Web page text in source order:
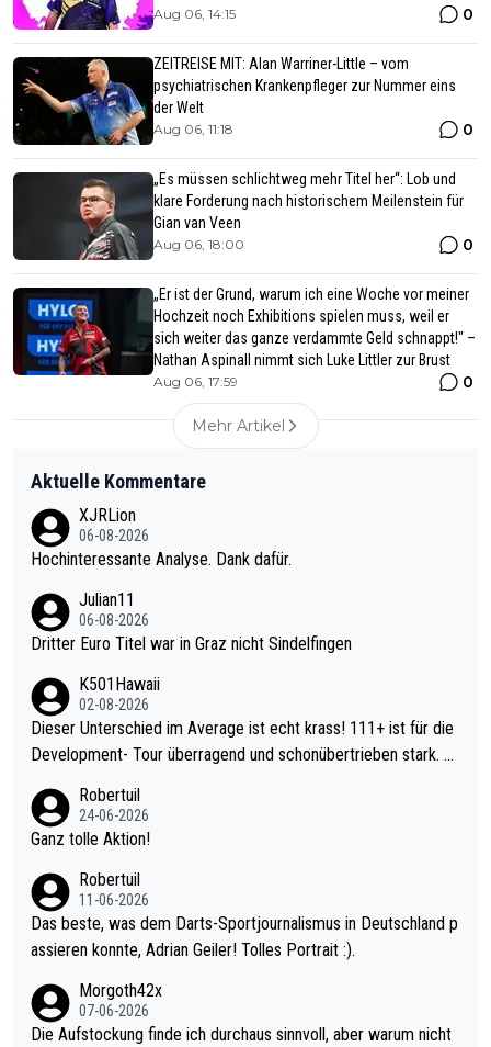
Aug 06, 14:15 0
ZEITREISE MIT: Alan Warriner-Little – vom
psychiatrischen Krankenpfleger zur Nummer eins
der Welt
Aug 06, 11:18 0
„Es müssen schlichtweg mehr Titel her“: Lob und
klare Forderung nach historischem Meilenstein für
Gian van Veen
Aug 06, 18:00 0
„Er ist der Grund, warum ich eine Woche vor meiner
Hochzeit noch Exhibitions spielen muss, weil er
sich weiter das ganze verdammte Geld schnappt!" –
Nathan Aspinall nimmt sich Luke Littler zur Brust
Aug 06, 17:59 0
Mehr Artikel
Aktuelle Kommentare
XJRLion
06-08-2026
Hochinteressante Analyse. Dank dafür.
Julian11
06-08-2026
Dritter Euro Titel war in Graz nicht Sindelfingen
K501Hawaii
02-08-2026
Dieser Unterschied im Average ist echt krass! 111+ ist für die
Development- Tour überragend und schonübertrieben stark. U
mal 40+ erst recht. Da gewinnst keinen Blumentopf - ist ja noc
h krasser wie ein Pokalspiel eines Kreisligisten vs einem Bund
Robertuil
24-06-2026
Ganz tolle Aktion!
Robertuil
11-06-2026
Das beste, was dem Darts-Sportjournalismus in Deutschland p
assieren konnte, Adrian Geiler! Tolles Portrait :).
Morgoth42x
07-06-2026
Die Aufstockung finde ich durchaus sinnvoll, aber warum nicht